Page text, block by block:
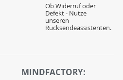
Ob Widerruf oder
Defekt - Nutze
unseren
Rücksendeassistenten.
MINDFACTORY: